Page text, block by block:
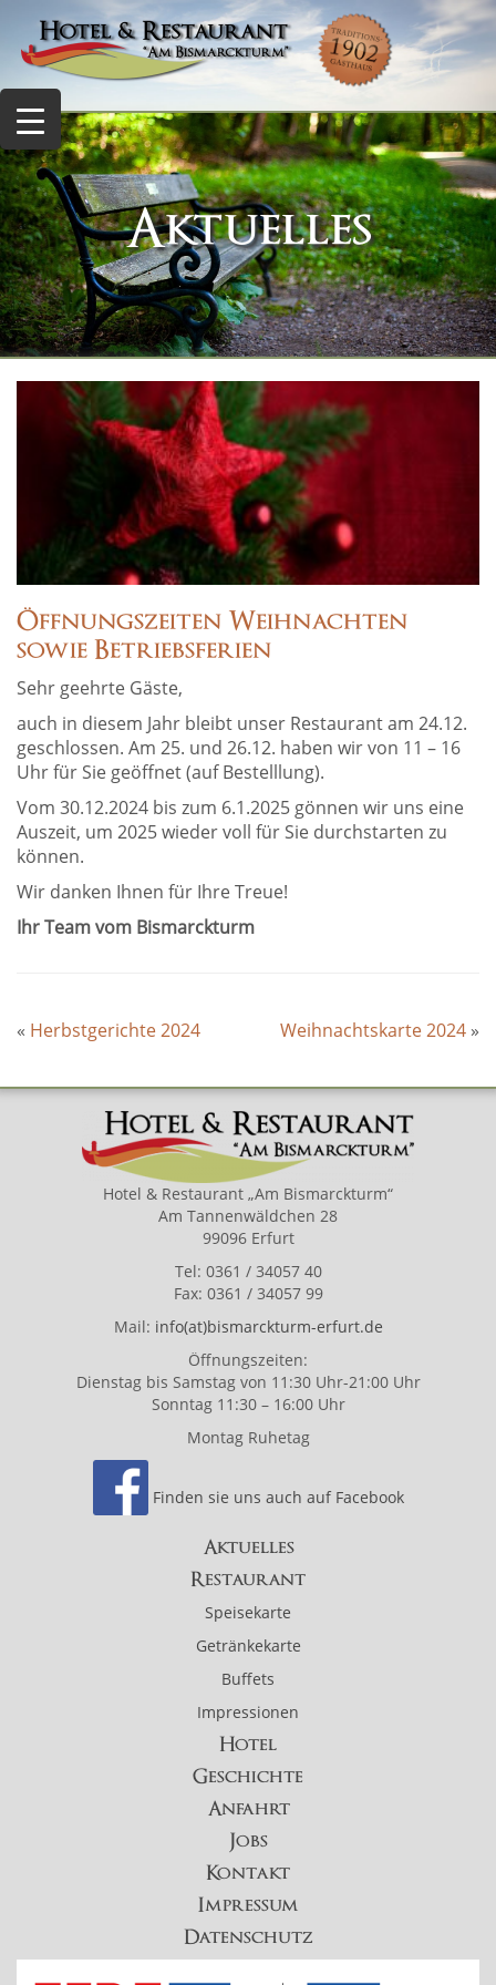
Aktuelles
Öffnungszeiten Weihnachten
sowie Betriebsferien
Sehr geehrte Gäste,
auch in diesem Jahr bleibt unser Restaurant am 24.12.
geschlossen. Am 25. und 26.12. haben wir von 11 – 16
Uhr für Sie geöffnet (auf Bestelllung).
Vom 30.12.2024 bis zum 6.1.2025 gönnen wir uns eine
Auszeit, um 2025 wieder voll für Sie durchstarten zu
können.
Wir danken Ihnen für Ihre Treue!
Ihr Team vom Bismarckturm
« Herbstgerichte 2024 Weihnachtskarte 2024 »
Hotel & Restaurant „Am Bismarckturm“
Am Tannenwäldchen 28
99096 Erfurt
Tel: 0361 / 34057 40
Fax: 0361 / 34057 99
Mail: info(at)bismarckturm-erfurt.de
Öffnungszeiten:
Dienstag bis Samstag von 11:30 Uhr-21:00 Uhr
Sonntag 11:30 – 16:00 Uhr
Montag Ruhetag
Finden sie uns auch auf Facebook
Aktuelles
Restaurant
Speisekarte
Getränkekarte
Buffets
Impressionen
Hotel
Geschichte
Anfahrt
Jobs
Kontakt
Impressum
Datenschutz